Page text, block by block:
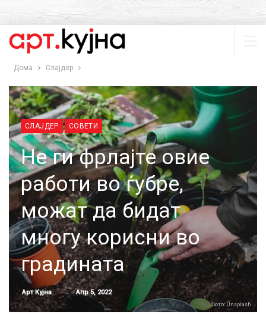
Дома Слајдер
СЛАЈДЕР СОВЕТИ
Не ги фрлајте овие
работи во ѓубре,
можат да бидат
многу корисни во
градината
Арт Кујна Апр 5, 2022
Фото: Unsplash